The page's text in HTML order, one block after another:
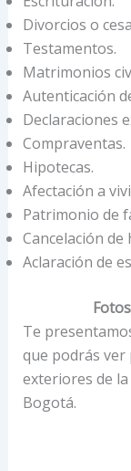
Divorcios o
Testamentos.
Matrimonios
Autenticación
Declaraciones
Compraventas.
Hipotecas.
Afectación a
Patrimonio de
Cancelación de
Aclaración de
Te
que podrás
exteriores de
Bogotá.